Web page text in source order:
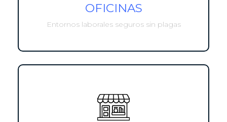
OFICINAS
Entornos laborales seguros sin plagas